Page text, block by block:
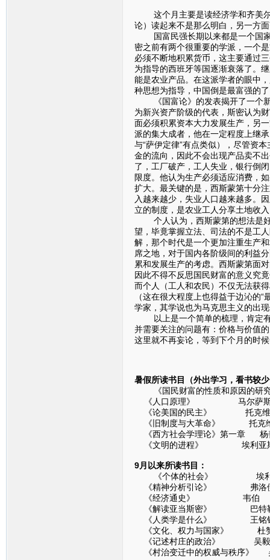
这个月主要是读经济学和齐美尔
论）读起来不是那么明白，另一方
国富民强长期以来都是一个国家
密之前有两个很重要的学派，一个
必须不断地积累货币，这主要通过
为指导的西班牙等国逐渐衰落了。
能是农业产品。在这派学者的眼中
种思想为指导，中国倒是最富强的
《国富论》的发表揭开了一个新
为新兴资产阶级的代表，斯密认为
面必须积累资本大力发展生产，另
派的集大成者，他在一定程度上继
与“萨伊定律”有点类似），尽管资
金的流向，因此不会出现产品卖不
了，工厂破产，工人失业，银行倒
限度。他认为生产必须适应消费，
扩大。最关键的是，西斯蒙第十分
入越来越少，失业人口越来越多。
立的制度，是农业工人分享土地收
个人认为，西斯蒙第的想法是好
望，毕竟掌握立法、司法的不是工
解，那个时代是一个更加注重生产
席之地，对于国内各阶级间的利益
累和发展生产的考虑。西斯蒙第面
因此不得不反思国民财富的意义究
而个人（工人和农民）不仅无法获
（这在很大程度上也得益于边沁的
学家，其学说也为马克思主义的出
以上是一个简单的梳理，肯定有
并需要关注的问题有：价格与价值
这里就不再妄论，等到下个月的时
暑假所读书目（外出学习，看书较
《国民财富的性质和原因的研究
《人口原理》 马尔萨
《论美国的民主》 托克维
《旧制度与大革命》 托克
《西方社会学理论》第一章 杨
《文明的进程》 埃利亚
9月以来所读书目：
《个体的社会》 埃利
《精神分析引论》 弗洛
《经济通史》 韦伯
《解读亚当斯密》 巴特
《人类学是什么》 王铭
《文化、权力与国家》 杜
《记述村庄的政治》 吴毅
《村治变迁中的权威与秩序》